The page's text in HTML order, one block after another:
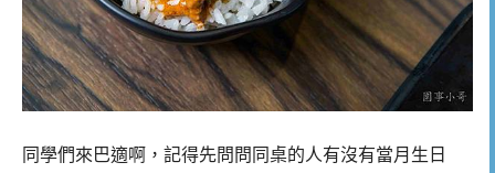
同學們來巴適啊，記得先問問同桌的人有沒有當月生日